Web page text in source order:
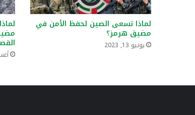
لماذا تسعى الصين لحفظ الأمن في
مضيق هرمز؟
يونيو 13, 2023